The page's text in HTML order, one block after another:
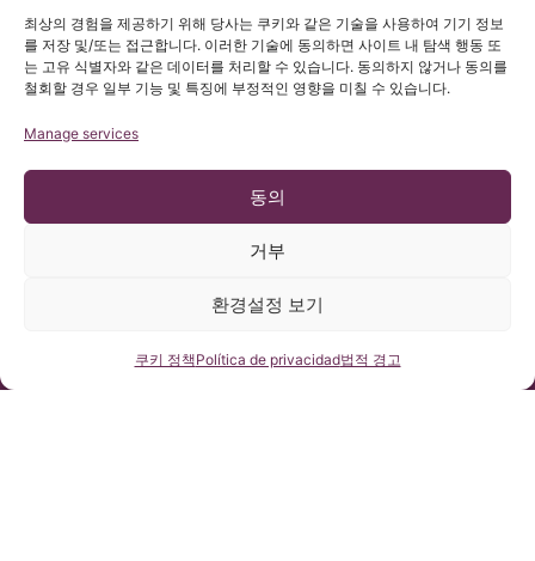
최상의 경험을 제공하기 위해 당사는 쿠키와 같은 기술을 사용하여 기기 정보
를 저장 및/또는 접근합니다. 이러한 기술에 동의하면 사이트 내 탐색 행동 또
는 고유 식별자와 같은 데이터를 처리할 수 있습니다. 동의하지 않거나 동의를
철회할 경우 일부 기능 및 특징에 부정적인 영향을 미칠 수 있습니다.
Manage services
동의
거부
환경설정 보기
쿠키 정책Política de privacidad법적 경고
바르셀로나 키아리 & 척수공동증 & 척추측만증 연구소(ICSEB)는 유
럽 개인정보보호법 2016/679 (GDPR)을 준수합니다.
연구소에서 제공하는 자료로 당 사이트를 이용하고자 하는 사용자
연락처